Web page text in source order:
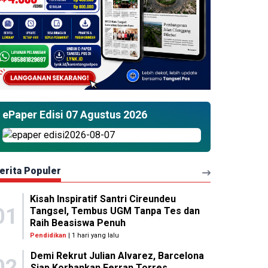
ePaper Edisi 07 Agustus 2026
Populer
Kisah Inspiratif Santri Cireundeu
Tangsel, Tembus UGM Tanpa Tes dan
Raih Beasiswa Penuh
Pendidikan | 1 hari yang lalu
Demi Rekrut Julian Alvarez, Barcelona